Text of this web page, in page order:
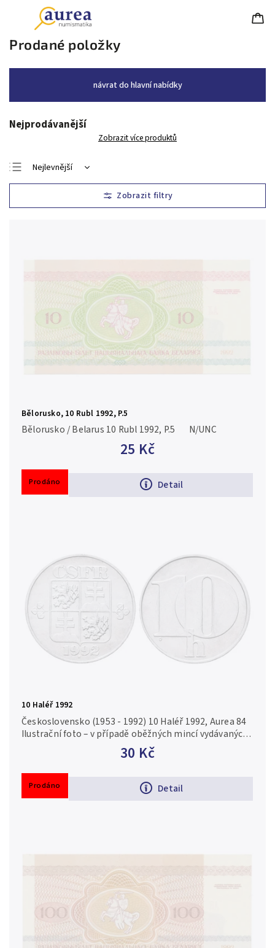
Prodané položky
návrat do hlavní nabídky
Nejprodávanější
Zobrazit více produktů
Nejlevnější
Nejdražší
Nejprodávanější
Bělorusko, 10 Rubl 1992, P.5
25 Kč
Detail
Bělorusko / Belarus 10 Rubl 1992, P.5 N/UNC
Prodáno
10 Haléř 1992
30 Kč
Detail
Československo (1953 - 1992) 10 Haléř 1992, Aurea 84
Ilustrační foto – v případě oběžných mincí vydávaných
ve vysokých nákladech nebo v případě investičních
Prodáno